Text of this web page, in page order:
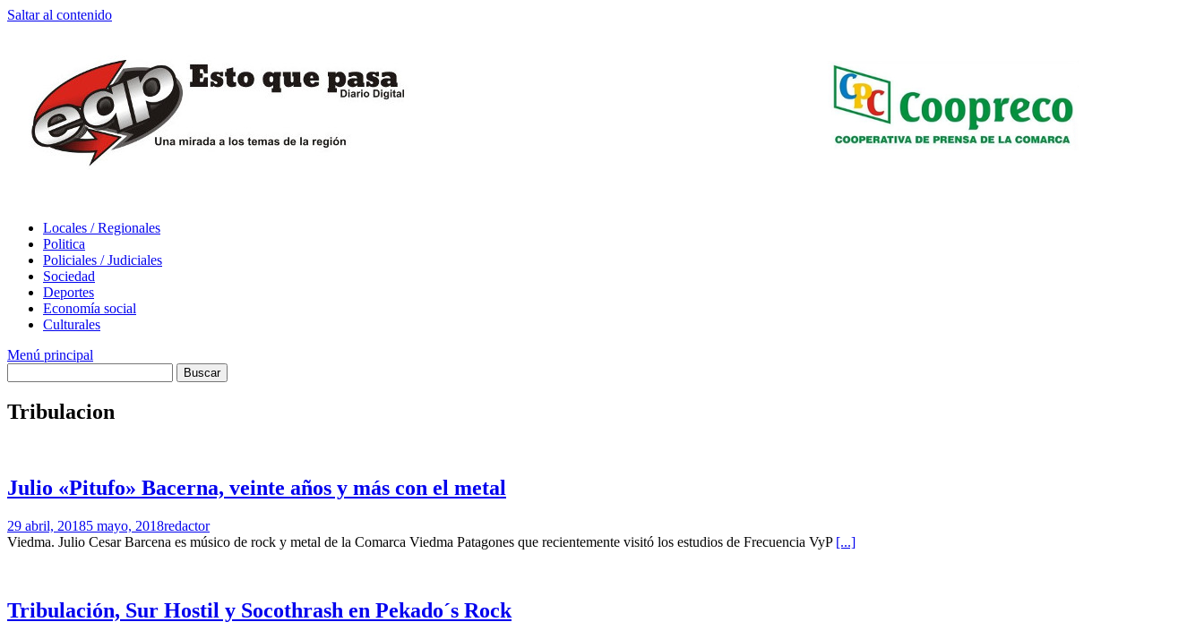
Saltar al contenido
Locales / Regionales
Politica
Policiales / Judiciales
Sociedad
Deportes
Economía social
Culturales
Menú principal
Tribulacion
Julio «Pitufo» Bacerna, veinte años y más con el metal
29 abril, 20185 mayo, 2018redactor
Viedma. Julio Cesar Barcena es músico de rock y metal de la Comarca Viedma Patagones que recientemente visitó los estudios de Frecuencia VyP [...]
Tribulación, Sur Hostil y Socothrash en Pekado´s Rock